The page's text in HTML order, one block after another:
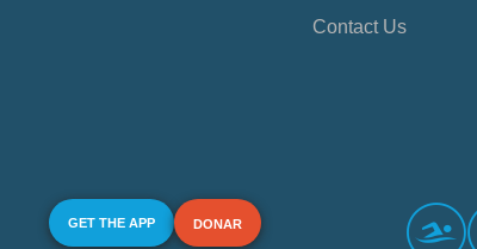
Contact Us
GET THE APP DONAR